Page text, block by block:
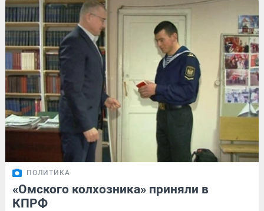
ПОЛИТИКА
«Омского колхозника» приняли в
КПРФ